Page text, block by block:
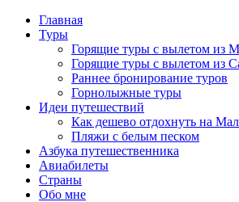
Главная
Туры
Горящие туры с вылетом из
Горящие туры с вылетом из
Раннее бронирование туров
Горнолыжные туры
Идеи путешествий
Как дешево отдохнуть на
Пляжи с белым песком
Азбука путешественника
Авиабилеты
Страны
Обо мне